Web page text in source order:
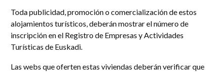
Toda publicidad, promoción o comercialización de estos
alojamientos turísticos, deberán mostrar el número de
inscripción en el Registro de Empresas y Actividades
Turísticas de Euskadi.
Las webs que oferten estas viviendas deberán verificar que